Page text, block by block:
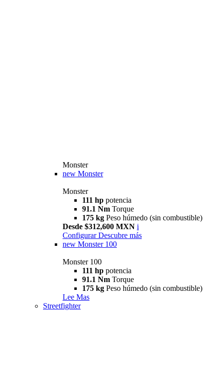
Monster
new Monster
Monster
111 hp potencia
91.1 Nm Torque
175 kg Peso húmedo (sin combustible)
Desde $312,600 MXN i
Configurar Descubre más
new Monster 100
Monster 100
111 hp potencia
91.1 Nm Torque
175 kg Peso húmedo (sin combustible)
Lee Mas
Streetfighter